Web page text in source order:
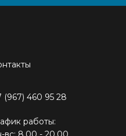
(967) 460 95 28
работы: